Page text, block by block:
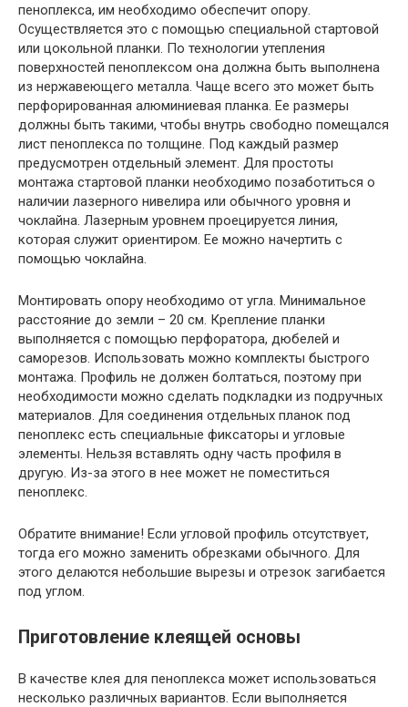
пеноплекса, им необходимо обеспечит опору.
Осуществляется это с помощью специальной стартовой
или цокольной планки. По технологии утепления
поверхностей пеноплексом она должна быть выполнена
из нержавеющего металла. Чаще всего это может быть
перфорированная алюминиевая планка. Ее размеры
должны быть такими, чтобы внутрь свободно помещался
лист пеноплекса по толщине. Под каждый размер
предусмотрен отдельный элемент. Для простоты
монтажа стартовой планки необходимо позаботиться о
наличии лазерного нивелира или обычного уровня и
чоклайна. Лазерным уровнем проецируется линия,
которая служит ориентиром. Ее можно начертить с
помощью чоклайна.
Монтировать опору необходимо от угла. Минимальное
расстояние до земли – 20 см. Крепление планки
выполняется с помощью перфоратора, дюбелей и
саморезов. Использовать можно комплекты быстрого
монтажа. Профиль не должен болтаться, поэтому при
необходимости можно сделать подкладки из подручных
материалов. Для соединения отдельных планок под
пеноплекс есть специальные фиксаторы и угловые
элементы. Нельзя вставлять одну часть профиля в
другую. Из-за этого в нее может не поместиться
пеноплекс.
Обратите внимание! Если угловой профиль отсутствует,
тогда его можно заменить обрезками обычного. Для
этого делаются небольшие вырезы и отрезок загибается
под углом.
Приготовление клеящей основы
В качестве клея для пеноплекса может использоваться
несколько различных вариантов. Если выполняется